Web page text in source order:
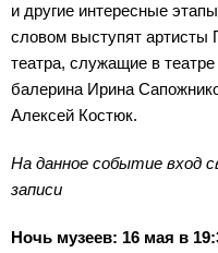
и другие интересные
словом выступят артисты
театра, служащие в
балерина Ирина
Алексей Костюк.
На данное событие вход
записи
Ночь музеев: 16 мая в